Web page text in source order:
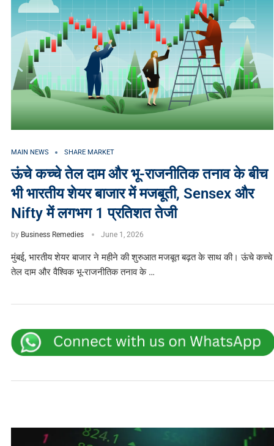
MAIN NEWS SHARE MARKET
ऊंचे कच्चे तेल दाम और भू-राजनीतिक तनाव के बीच
भी भारतीय शेयर बाजार में मजबूती, Sensex और
Nifty में लगभग 1 प्रतिशत तेजी
by Business Remedies June 1, 2026
मुंबई, भारतीय शेयर बाजार ने महीने की शुरुआत मजबूत बढ़त के साथ की। ऊंचे कच्चे
तेल दाम और वैश्विक भू-राजनीतिक तनाव के …